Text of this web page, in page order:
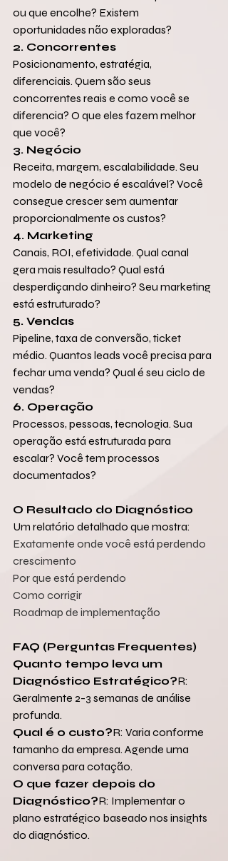
ou que encolhe? Existem
oportunidades não exploradas?
2. Concorrentes
Posicionamento, estratégia,
diferenciais. Quem são seus
concorrentes reais e como você se
diferencia? O que eles fazem melhor
que você?
3. Negócio
Receita, margem, escalabilidade. Seu
modelo de negócio é escalável? Você
consegue crescer sem aumentar
proporcionalmente os custos?
4. Marketing
Canais, ROI, efetividade. Qual canal
gera mais resultado? Qual está
desperdiçando dinheiro? Seu marketing
está estruturado?
5. Vendas
Pipeline, taxa de conversão, ticket
médio. Quantos leads você precisa para
fechar uma venda? Qual é seu ciclo de
vendas?
6. Operação
Processos, pessoas, tecnologia. Sua
operação está estruturada para
escalar? Você tem processos
documentados?
O Resultado do Diagnóstico
Um relatório detalhado que mostra:
Exatamente onde você está perdendo
crescimento
Por que está perdendo
Como corrigir
Roadmap de implementação
FAQ (Perguntas Frequentes)
Quanto tempo leva um
Diagnóstico Estratégico?R:
Geralmente 2-3 semanas de análise
profunda.
Qual é o custo?R: Varia conforme
tamanho da empresa. Agende uma
conversa para cotação.
O que fazer depois do
Diagnóstico?R: Implementar o
plano estratégico baseado nos insights
do diagnóstico.